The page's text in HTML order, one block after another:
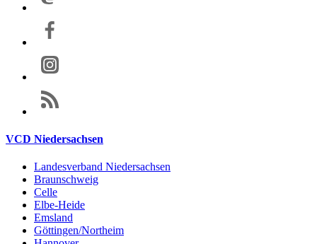
VCD Niedersachsen
Landesverband Niedersachsen
Braunschweig
Celle
Elbe-Heide
Emsland
Göttingen/Northeim